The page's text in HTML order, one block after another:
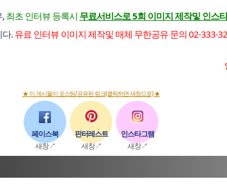
,최초 인터뷰 등록시 무료서비스로 5회 이미지 제작및 인스
다. 유료 인터뷰 이미지 제작및 매체 무한공유 문의 02-333-
★ 이 게시물이 포스팅/공유된 링크(클릭하면 새창으로) ★
페이스북
새창↗
핀터레스트
새창↗
인스타그램
새창↗